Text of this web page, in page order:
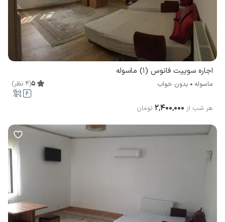
اجاره سوییت فانوس (1) ماسوله
ماسوله بدون خواب 5
(
4 نظر)
هر شب از ۲٬۴۰۰٬۰۰۰ تومان